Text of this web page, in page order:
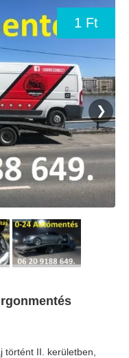
1 Ft
❯
történt II. kerületben,